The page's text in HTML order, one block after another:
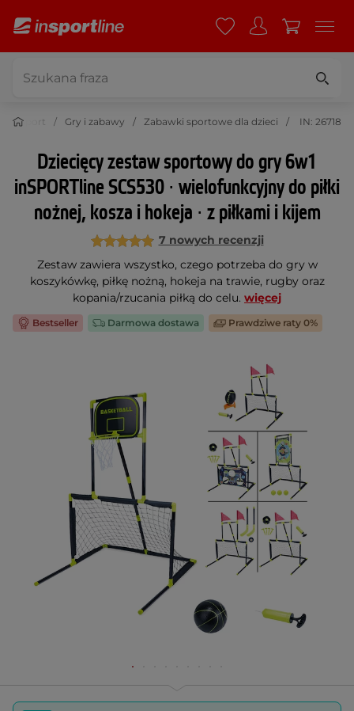
Sport Gry i zabawy Zabawki sportowe dla dzieci IN: 26718
Dziecięcy zestaw sportowy do gry 6w1
inSPORTline SCS530 ∙ wielofunkcyjny do piłki
nożnej, kosza i hokeja ∙ z piłkami i kijem
7 nowych recenzji
Zestaw zawiera wszystko, czego potrzeba do gry w
koszykówkę, piłkę nożną, hokeja na trawie, rugby oraz
kopania/rzucania piłką do celu. więcej
Bestseller Darmowa dostawa Prawdziwe raty 0%